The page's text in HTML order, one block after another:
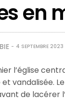
en
4 SEPTEMBRE 2023
l’église
vandalisée.
de lacérer